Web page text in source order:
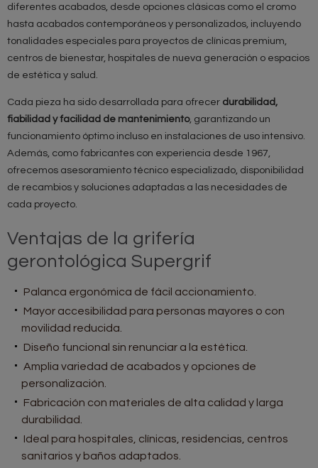
diferentes acabados, desde opciones clásicas como el cromo
hasta acabados contemporáneos y personalizados, incluyendo
tonalidades especiales para proyectos de clínicas premium,
centros de bienestar, hospitales de nueva generación o espacios
de estética y salud.
Cada pieza ha sido desarrollada para ofrecer durabilidad,
fiabilidad y facilidad de mantenimiento, garantizando un
funcionamiento óptimo incluso en instalaciones de uso intensivo.
Además, como fabricantes con experiencia desde 1967,
ofrecemos asesoramiento técnico especializado, disponibilidad
de recambios y soluciones adaptadas a las necesidades de
cada proyecto.
Ventajas de la grifería
gerontológica Supergrif
Palanca ergonómica de fácil accionamiento.
Mayor accesibilidad para personas mayores o con
movilidad reducida.
Diseño funcional sin renunciar a la estética.
Amplia variedad de acabados y opciones de
personalización.
Fabricación con materiales de alta calidad y larga
durabilidad.
Ideal para hospitales, clínicas, residencias, centros
sanitarios y baños adaptados.